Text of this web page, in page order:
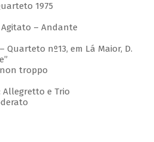
1975
– Andante
Quarteto nº13, em Lá Maior, D.
troppo
e Trio